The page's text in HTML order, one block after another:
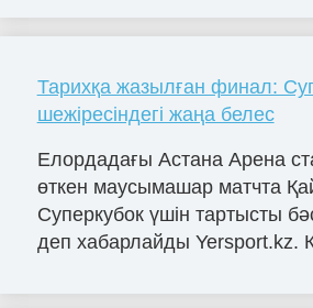
Тарихқа жазылған финал:
шежіресіндегі жаңа белес
Елордадағы Астана Арена
өткен маусымашар матчта
Суперкубок үшін тартысты
деп хабарлайды Yersport.kz.